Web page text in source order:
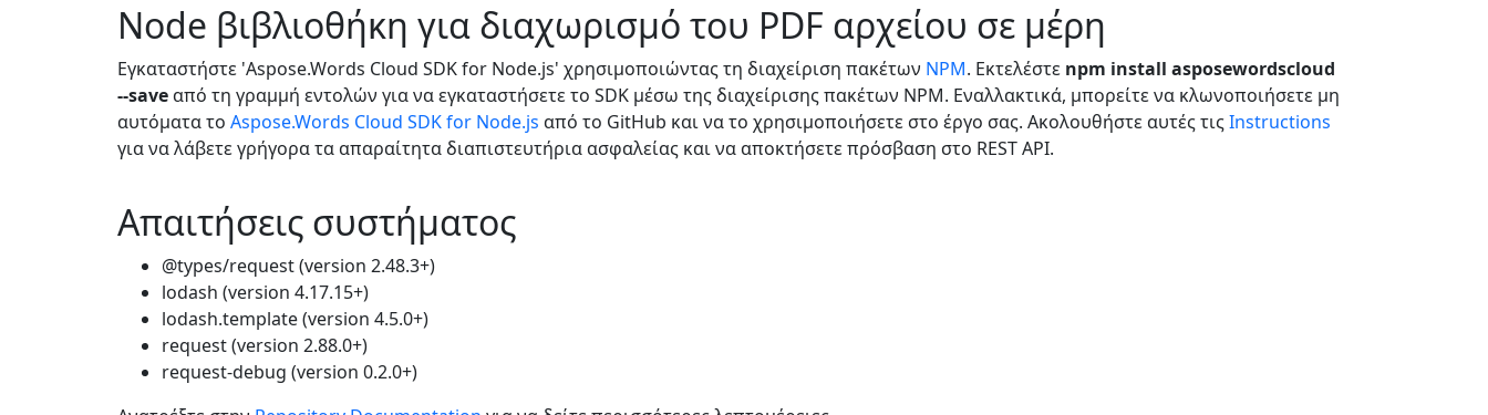
Node βιβλιοθήκη για διαχωρισμό του PDF αρχείου σε μέρη
Εγκαταστήστε 'Aspose.Words Cloud SDK for Node.js' χρησιμοποιώντας τη διαχείριση πακέτων NPM. Εκτελέστε npm install asposewordscloud
--saveαπό τη γραμμή εντολών για να εγκαταστήσετε το SDK μέσω της διαχείρισης πακέτων NPM. Εναλλακτικά, μπορείτε να κλωνοποιήσετε μη
αυτόματα το Aspose.Words Cloud SDK for Node.js από το GitHub και να το χρησιμοποιήσετε στο έργο σας. Ακολουθήστε αυτές τιςInstructions
για να λάβετε γρήγορα τα απαραίτητα διαπιστευτήρια ασφαλείας και να αποκτήσετε πρόσβαση στο REST API.
Απαιτήσεις συστήματος
@types/request (version 2.48.3+)
lodash (version 4.17.15+)
lodash.template (version 4.5.0+)
request (version 2.88.0+)
request-debug (version 0.2.0+)